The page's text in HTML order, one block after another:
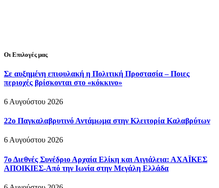
Οι Επιλογές μας
Σε αυξημένη επιφυλακή η Πολιτική Προστασία – Ποιες
περιοχές βρίσκονται στο «κόκκινο»
6 Αυγούστου 2026
22ο Παγκαλαβρυτινό Αντάμωμα στην Κλειτορία Καλαβρύτων
6 Αυγούστου 2026
7ο Διεθνές Συνέδριο Αρχαία Ελίκη και Αιγιάλεια: ΑΧΑΪΚΕΣ
ΑΠΟΙΚΙΕΣ-Από την Ιωνία στην Μεγάλη Ελλάδα